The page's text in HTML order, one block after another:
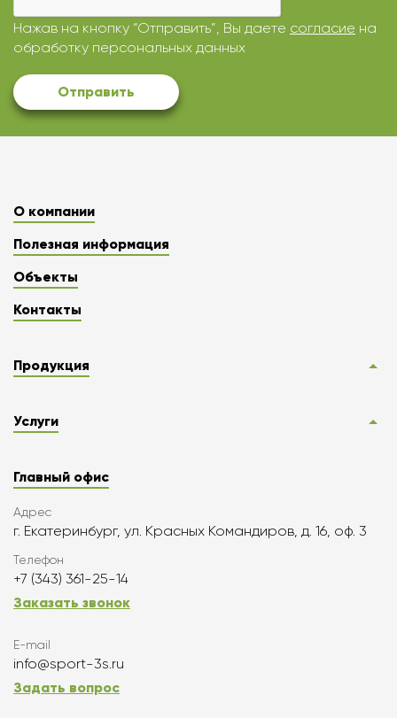
Нажав на кнопку “Отправить”, Вы даете согласие на
обработку персональных данных
Отправить
О компании
Полезная информация
Объекты
Контакты
Продукция
Услуги
Главный офис
Адрес
г. Екатеринбург, ул. Красных Командиров, д. 16, оф. 3
Телефон
+7 (343) 361-25-14
Заказать звонок
E-mail
info@sport-3s.ru
Задать вопрос